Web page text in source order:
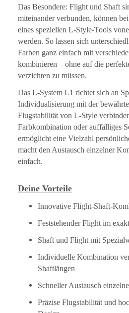
Das Besondere: Flight und Shaft
miteinander verbunden, können
eines speziellen L-Style-Tools
werden. So lassen sich
Farben ganz einfach mit
kombinieren – ohne auf die
verzichten zu müssen.
Das L-System L1 richtet sich an
Individualisierung mit der
Flugstabilität von L-Style
Farbkombination oder auffälliges
ermöglicht eine Vielzahl
macht den Austausch einzelner
einfach.
Deine Vorteile
Innovative Flight-Shaft-
Feststehender Flight im
Shaft und Flight mit
Individuelle Kombination
Shaftlängen
Schneller Austausch
Präzise Flugstabilität und